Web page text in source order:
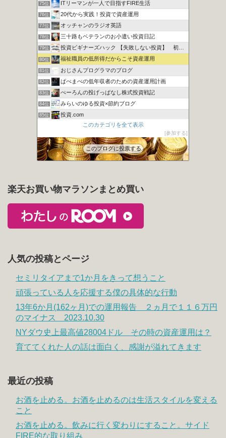
75位 ITリーマンが一人で目指すFIRE生活
76位 20代から実践！投資で資産運用
77位 オッチャンのラジオ英語
78位 三十路もベテランのお小遣い投資日記
79位 投資ビギナーズハック 【失敗しない投資】 初心者向け講座
80位 福祉職員の低所得だからこそ資産運用
81位 おじさんプログラマのブログ
82位 ぱぺまぺの低年収者のための資産運用計画
83位 ぺーろんの投げっぱなし株式投資戦記
84位 みらいのゆる投資×節約ブログ
85位 投資.com
ますい画伯とインデックス投資？
87位 カンガルーブログ 今より豊かな生活を手に入れる
このカテゴリを全て表示
参加する
このブログに投票する
楽天お買い物マラソンまとめ買い
人気の投稿とページ
セミリタイアまで1か月をきって想うこと
頑張っている人を応援する僕の具体的な行動
13年6か月(162ヶ月)での運用報告 ２ヵ月で１１６万円
のマイナス 2023.10.30
NYダウ史上最高値28004ドル その時の資産運用は？
育ててくれた人の話は面白く、感謝が溢れてきます
最近の投稿
お酒を止める。お酒を止めるのは生活スタイルを変える
こと
お酒を止める。飲みに行く変わりにすること。サイド
FIRE的な取り組み